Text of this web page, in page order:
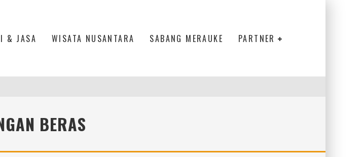
& JASA WISATA NUSANTARA SABANG MERAUKE PARTNER
BERAS